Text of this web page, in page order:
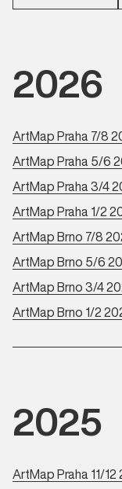
2026
ArtMap Praha 7/8
ArtMap Praha 5/6
ArtMap Praha 3/4
ArtMap Praha 1/2
ArtMap Brno 7/8
ArtMap Brno 5/6
ArtMap Brno 3/4
ArtMap Brno 1/2
2025
ArtMap Praha 11/12